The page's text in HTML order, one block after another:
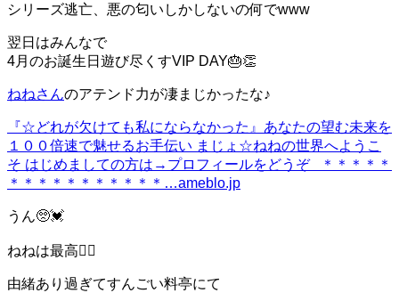
シリーズ逃亡、悪の匂いしかしないの何でwww
翌日はみんなで
4月のお誕生日遊び尽くすVIP DAY🎂👏
ねねさんのアテンド力が凄まじかったな♪
『☆どれが欠けても私にならなかった』 あなたの望む未来を
１００倍速で魅せるお手伝い まじょ☆ねねの世界へようこ
そ はじめましての方は→プロフィールをどうぞ ＊＊＊＊＊
＊＊＊＊＊＊＊＊＊＊＊…ameblo.jp
うん🥺💓
ねねは最高❤️‍🔥
由緒あり過ぎてすんごい料亭にて